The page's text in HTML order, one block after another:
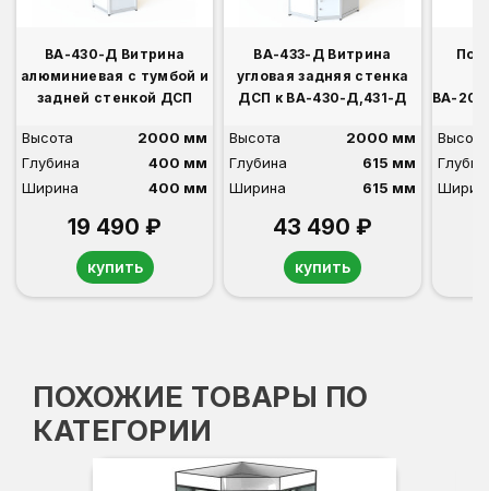
ВА-430-Д Витрина
алюминиевая с тумбой и
задней стенкой ДСП
Высота
2000 мм
Глубина
400 мм
Ширина
400 мм
19 490 ₽
купить
ВА-433-Д Витрина
угловая задняя стенка
ДСП к ВА-430-Д,431-Д
Высота
2000 мм
Глубина
615 мм
Ширина
615 мм
43 490 ₽
купить
ВА-
Высота
ПОХОЖИЕ ТОВАРЫ ПО
КАТЕГОРИИ